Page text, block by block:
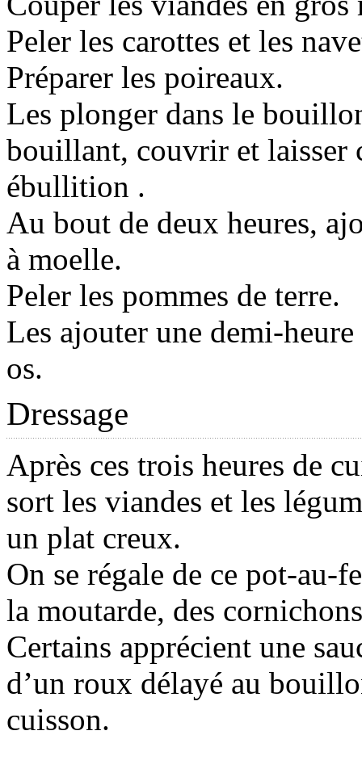
Peler les carottes et les
Préparer les poireaux.
Les plonger dans le
bouillant, couvrir et laisser
ébullition .
Au bout de deux heures,
à moelle.
Peler les pommes de terre.
Les ajouter une demi-heure
os.
Dressage
Après ces trois heures de
sort les viandes et les
un plat creux.
On se régale de ce pot-au-
la moutarde, des
Certains apprécient une
d’un roux délayé au
cuisson.